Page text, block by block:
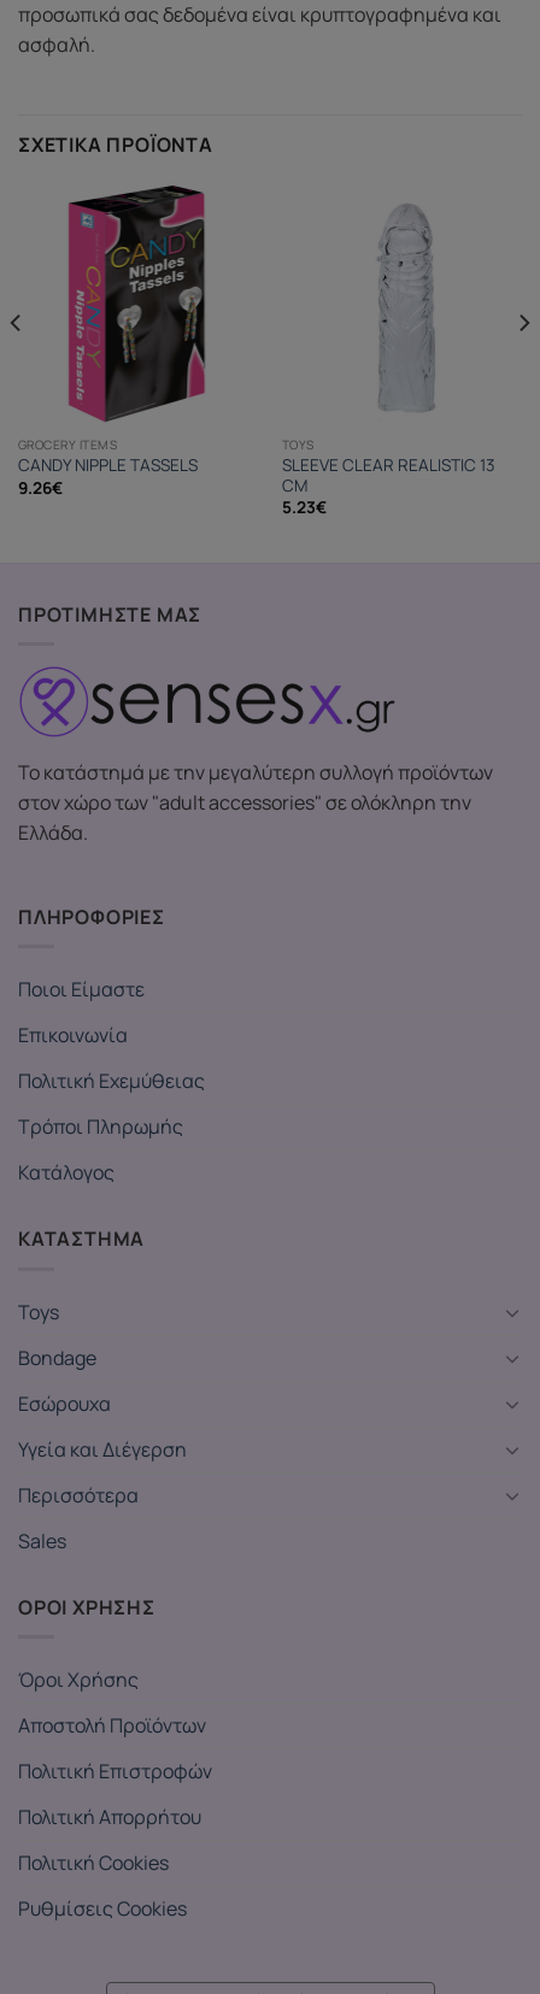
προσωπικά σας δεδομένα είναι κρυπτογραφημένα και
ασφαλή.
ΣΧΕΤΙΚΆ ΠΡΟΪΌΝΤΑ
GROCERY ITEMS
CANDY NIPPLE TASSELS
9.26€
TOYS
SLEEVE CLEAR REALISTIC 13
CM
5.23€
ΠΡΟΤΙΜΗΣΤΕ ΜΑΣ
Το κατάστημά με την μεγαλύτερη συλλογή προϊόντων
στον χώρο των "adult accessories" σε ολόκληρη την
Ελλάδα.
ΠΛΗΡΟΦΟΡΙΕΣ
Ποιοι Είμαστε
Επικοινωνία
Πολιτική Εχεμύθειας
Τρόποι Πληρωμής
Κατάλογος
ΚΑΤΑΣΤΗΜΑ
Toys
Bondage
Εσώρουχα
Υγεία και Διέγερση
Περισσότερα
Sales
ΟΡΟΙ ΧΡΗΣΗΣ
Όροι Χρήσης
Αποστολή Προϊόντων
Πολιτική Επιστροφών
Πολιτική Απορρήτου
Πολιτική Cookies
Ρυθμίσεις Cookies